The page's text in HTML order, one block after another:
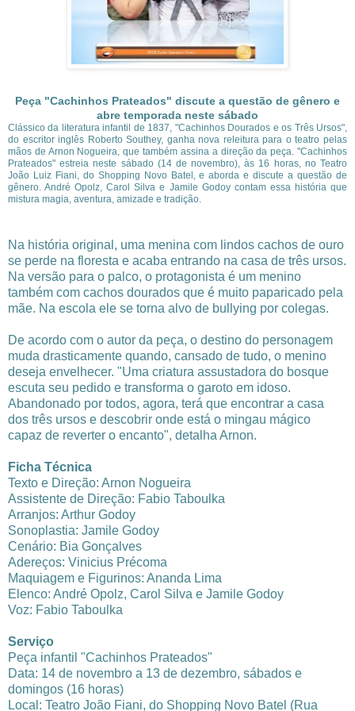
Peça "Cachinhos Prateados" discute a questão de gênero e
abre temporada neste sábado
Clássico da literatura infantil de 1837, "Cachinhos Dourados e os Três Ursos",
do escritor inglês Roberto Southey, ganha nova releitura para o teatro pelas
mãos de Arnon Nogueira, que também assina a direção da peça. "Cachinhos
Prateados" estreia neste sábado (14 de novembro), às 16 horas, no Teatro
João Luiz Fiani, do Shopping Novo Batel, e aborda e discute a questão de
gênero. André Opolz, Carol Silva e Jamile Godoy contam essa história que
mistura magia, aventura, amizade e tradição.
Na história original, uma menina com lindos cachos de ouro
se perde na floresta e acaba entrando na casa de três ursos.
Na versão para o palco, o protagonista é um menino
também com cachos dourados que é muito paparicado pela
mãe. Na escola ele se torna alvo de bullying por colegas.
De acordo com o autor da peça, o destino do personagem
muda drasticamente quando, cansado de tudo, o menino
deseja envelhecer. "Uma criatura assustadora do bosque
escuta seu pedido e transforma o garoto em idoso.
Abandonado por todos, agora, terá que encontrar a casa
dos três ursos e descobrir onde está o mingau mágico
capaz de reverter o encanto", detalha Arnon.
Ficha Técnica
Texto e Direção: Arnon Nogueira
Assistente de Direção: Fabio Taboulka
Arranjos: Arthur Godoy
Sonoplastia: Jamile Godoy
Cenário: Bia Gonçalves
Adereços: Vinicius Précoma
Maquiagem e Figurinos: Ananda Lima
Elenco: André Opolz, Carol Silva e Jamile Godoy
Voz: Fabio Taboulka
Serviço
Peça infantil "Cachinhos Prateados"
Data: 14 de novembro a 13 de dezembro, sábados e
domingos (16 horas)
Local: Teatro João Fiani, do Shopping Novo Batel (Rua